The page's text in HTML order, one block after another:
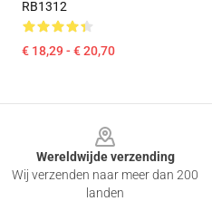
RB1312
€ 18,29 - € 20,70
Wereldwijde verzending
Wij verzenden naar meer dan 200
landen